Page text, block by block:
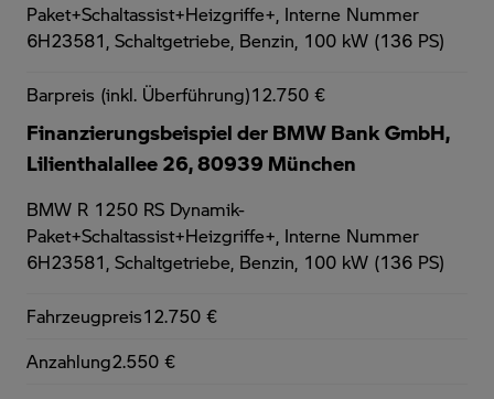
Paket+Schaltassist+Heizgriffe+, Interne Nummer
6H23581, Schaltgetriebe, Benzin, 100 kW (136 PS)
Barpreis (inkl. Überführung)12.750 €
Finanzierungsbeispiel der BMW Bank GmbH,
Lilienthalallee 26, 80939 München
BMW R 1250 RS Dynamik-
Paket+Schaltassist+Heizgriffe+, Interne Nummer
6H23581, Schaltgetriebe, Benzin, 100 kW (136 PS)
Fahrzeugpreis12.750 €
Anzahlung2.550 €